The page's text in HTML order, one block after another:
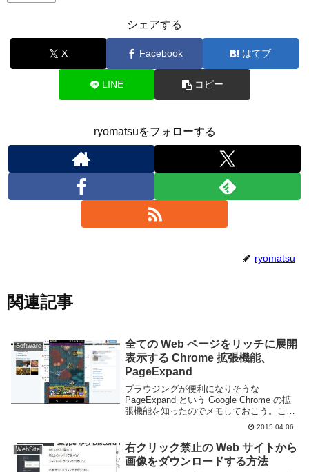
シェアする
X Facebook はてブ
LINE コピー
ryomatsuをフォローする
ryomatsu
関連記事
Software
全ての Web ページをリッチに展開
表示する Chrome 拡張機能、
PageExpand
ブラウジングが便利になりそうな
PageExpand という Google Chrome の拡
張機能を知ったのでメモしておこう。この
拡張機能を利用すると以下のような様々な
機能をブラウザに導入する事ができる。画
像の一括ダウンロード画像のポップ...
2015.04.06
WebSite
右クリック禁止の Web サイトから
画像をダウンロードする方法